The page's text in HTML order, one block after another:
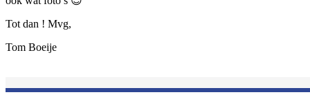
Tot dan ! Mvg,
Tom Boeije